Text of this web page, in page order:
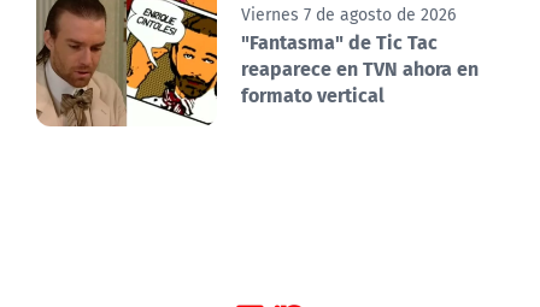
Viernes 7 de agosto de 2026
"Fantasma" de Tic Tac
reaparece en TVN ahora en
formato vertical